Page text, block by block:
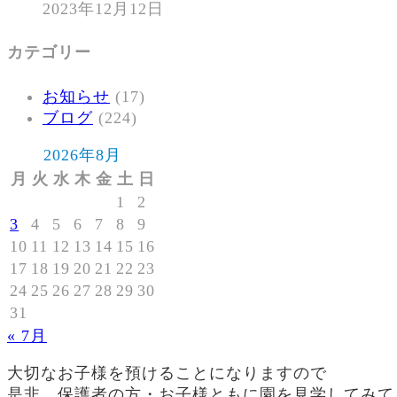
2023年12月12日
カテゴリー
お知らせ (17)
ブログ (224)
2026年8月
月
火 水 木 金 土 日
1
2
3
4 5 6 7 8
9
10 11 12 13 14 15 16
17 18 19 20 21 22 23
24 25 26 27 28 29 30
31
« 7月
大切なお子様を預けることになりますので